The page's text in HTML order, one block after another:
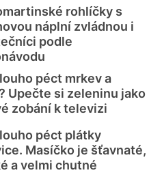
rohlíčky s
náplní zvládnou i
podle
péct mrkev a
Upečte si zeleninu jako
zobání k televizi
péct plátky
Masíčko je šťavnaté,
a velmi chutné